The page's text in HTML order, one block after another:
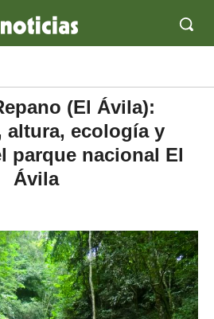
(El Ávila):
altura, ecología y
parque nacional El
Ávila